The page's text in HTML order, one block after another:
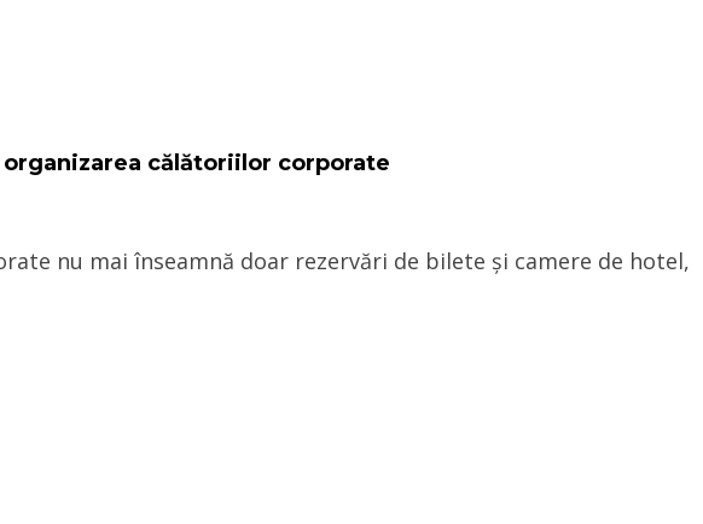
călătoriilor corporate
nu mai înseamnă doar rezervări de bilete și camere de hotel,